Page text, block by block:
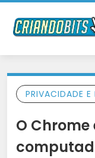
PRIVACIDADE E
O